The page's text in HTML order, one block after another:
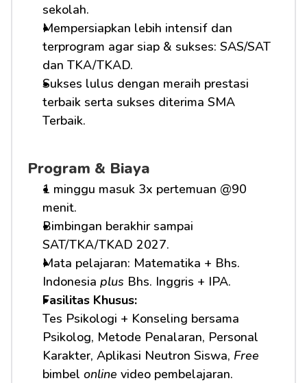
sekolah.
Mempersiapkan lebih intensif dan
terprogram agar siap & sukses: SAS/SAT
dan TKA/TKAD.
Sukses lulus dengan meraih prestasi
terbaik serta sukses diterima SMA
Terbaik.
Program & Biaya
1 minggu masuk 3x pertemuan @90
menit.
Bimbingan berakhir sampai
SAT/TKA/TKAD 2027.
Mata pelajaran: Matematika + Bhs.
Indonesia plus Bhs. Inggris + IPA.
Fasilitas Khusus:
Tes Psikologi + Konseling bersama
Psikolog, Metode Penalaran, Personal
Karakter, Aplikasi Neutron Siswa, Free
bimbel online video pembelajaran.